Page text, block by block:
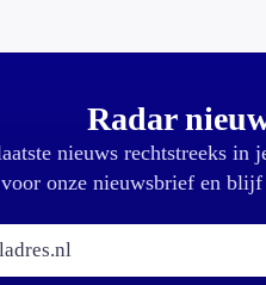
Radar
nieuws rechtstreeks
voor onze nieuwsbrief en
E-